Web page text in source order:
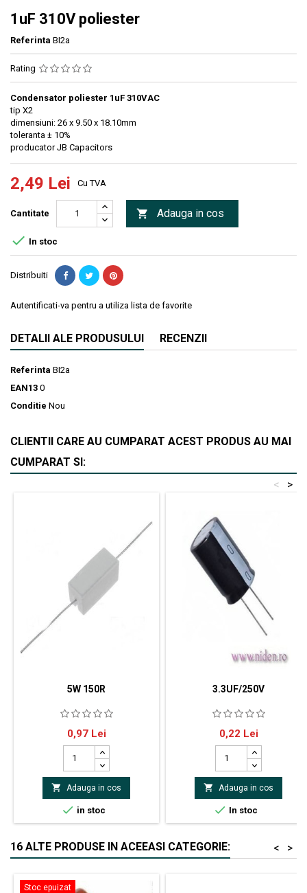
1uF 310V poliester
Referinta BI2a
Rating
Condensator poliester 1uF 310VAC
tip X2
dimensiuni: 26 x 9.50 x 18.10mm
toleranta ± 10%
producator JB Capacitors
2,49 Lei Cu TVA
Cantitate  Adauga in cos
 In stoc
Distribuiti
Autentificati-va pentru a utiliza lista de favorite
DETALII ALE PRODUSULUI RECENZII
Referinta BI2a
EAN13 0
Conditie Nou
CLIENTII CARE AU CUMPARAT ACEST PRODUS AU MAI
CUMPARAT SI:
>
<
5W 150R
SR Passives rezistor bobinat
THT Rezistenţă 150Ω Putere
5W Toleranţă ±5%
Dimensiuni carcasă 9.5 x 9.5 x
22mm Dimensiuni terminale
Ø0.8 x 35mm
Pret
0,97 Lei
 Adauga in cos
 in stoc
3.3UF/250V
3.3uf/250V
Pret
0,22 Lei
 Adauga in cos
 In stoc
16 ALTE PRODUSE IN ACEEASI CATEGORIE: >
<
Stoc epuizat